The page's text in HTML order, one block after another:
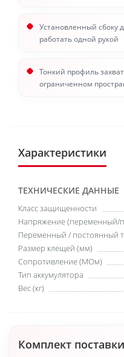
Установленный сбоку
работать одной рукой
Тонкий профиль
ограниченном
Характеристики
ТЕХНИЧЕСКИЕ ДАННЫЕ
Класс защищенности
Напряжение (переменный/
Переменный / постоянный
Размер клещей (мм)
Сопротивление (МОм)
Тип аккумулятора
Вес (кг)
Комплект поставки